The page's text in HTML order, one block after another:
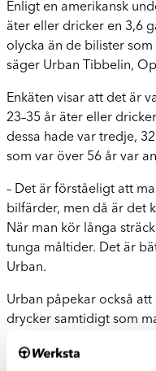
Enligt en amerikansk
äter eller dricker en 3,6
olycka än de bilister
säger Urban Tibbelin,
Enkäten visar att det är
23–35 år äter eller
dessa hade var tredje,
som var över 56 år var
– Det är förståeligt att
bilfärder, men då är det
När man kör långa
tunga måltider. Det är
Urban.
Urban påpekar också
drycker samtidigt som
– Att hålla på och trixa